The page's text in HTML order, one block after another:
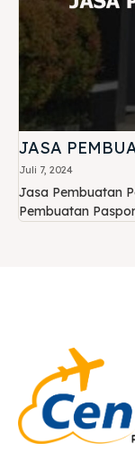
JASA
Juli 7, 2024
Jasa Pembuatan
Pembuatan